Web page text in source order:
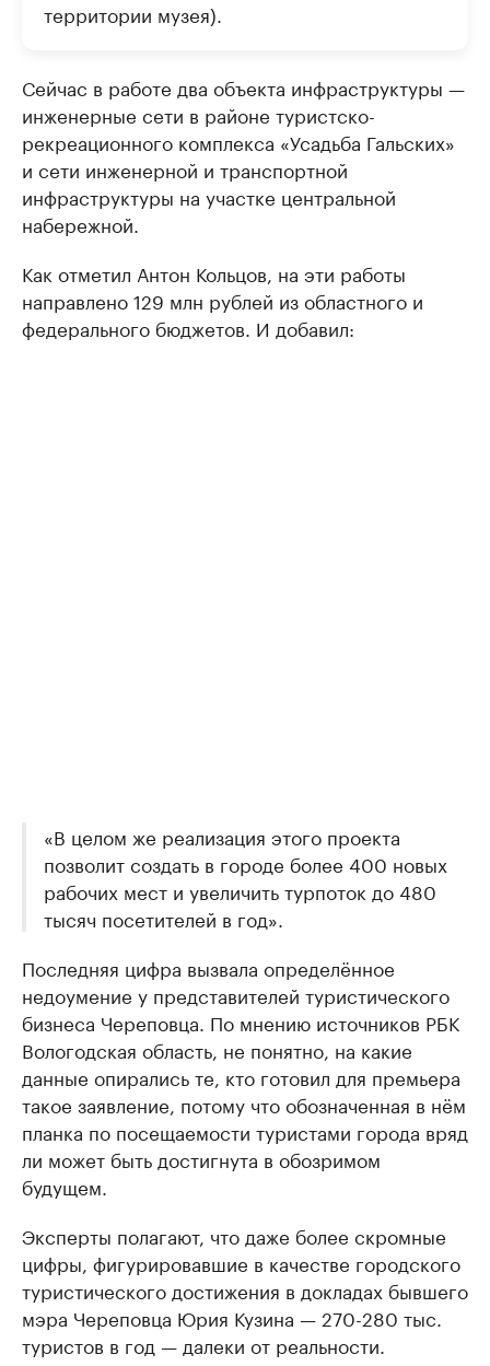
территории музея).
Сейчас в работе два объекта инфраструктуры —
инженерные сети в районе туристско-
рекреационного комплекса «Усадьба Гальских»
и сети инженерной и транспортной
инфраструктуры на участке центральной
набережной.
Как отметил Антон Кольцов, на эти работы
направлено 129 млн рублей из областного и
федерального бюджетов. И добавил:
«В целом же реализация этого проекта
позволит создать в городе более 400 новых
рабочих мест и увеличить турпоток до 480
тысяч посетителей в год».
Последняя цифра вызвала определённое
недоумение у представителей туристического
бизнеса Череповца. По мнению источников РБК
Вологодская область, не понятно, на какие
данные опирались те, кто готовил для премьера
такое заявление, потому что обозначенная в нём
планка по посещаемости туристами города вряд
ли может быть достигнута в обозримом
будущем.
Эксперты полагают, что даже более скромные
цифры, фигурировавшие в качестве городского
туристического достижения в докладах бывшего
мэра Череповца Юрия Кузина — 270-280 тыс.
туристов в год — далеки от реальности.